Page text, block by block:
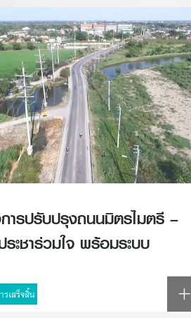
ารปรับปรุงถนนมิตรไมตรี –
ะชาร่วมใจ พร้อมระบบ
รเสร็จสิ้น